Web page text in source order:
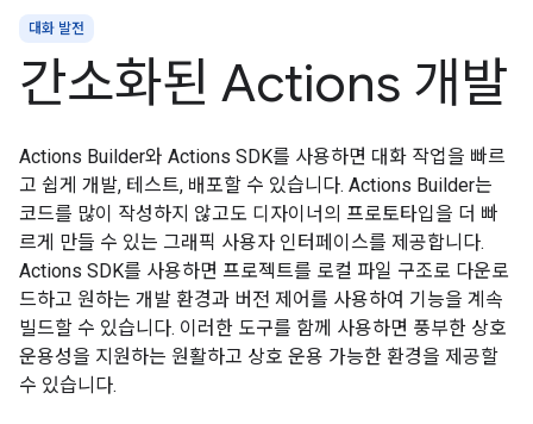
대화 발전
간소화된 Actions 개발
Actions Builder와 Actions SDK를 사용하면 대화 작업을 빠르
고 쉽게 개발, 테스트, 배포할 수 있습니다. Actions Builder는
코드를 많이 작성하지 않고도 디자이너의 프로토타입을 더 빠
르게 만들 수 있는 그래픽 사용자 인터페이스를 제공합니다.
Actions SDK를 사용하면 프로젝트를 로컬 파일 구조로 다운로
드하고 원하는 개발 환경과 버전 제어를 사용하여 기능을 계속
빌드할 수 있습니다. 이러한 도구를 함께 사용하면 풍부한 상호
운용성을 지원하는 원활하고 상호 운용 가능한 환경을 제공할
수 있습니다.